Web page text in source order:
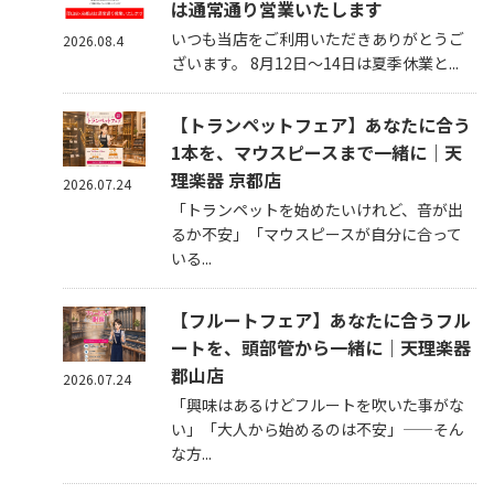
は通常通り営業いたします
いつも当店をご利用いただきありがとうご
ざいます。 8月12日～14日は夏季休業と...
2026.08.4
【トランペットフェア】あなたに合う
1本を、マウスピースまで一緒に｜天
理楽器 京都店
「トランペットを始めたいけれど、音が出
るか不安」「マウスピースが自分に合って
いる...
2026.07.24
【フルートフェア】あなたに合うフル
ートを、頭部管から一緒に｜天理楽器
郡山店
「興味はあるけどフルートを吹いた事がな
い」「大人から始めるのは不安」——そん
な方...
2026.07.24